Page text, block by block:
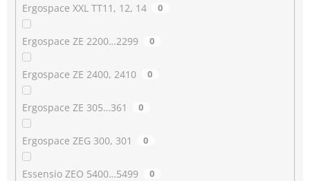
Ergospace XXL TT11, 12, 14 0
Ergospace ZE 2200…2299 0
Ergospace ZE 2400, 2410 0
Ergospace ZE 305…361 0
Ergospace ZEG 300, 301 0
Essensio ZEO 5400…5499 0